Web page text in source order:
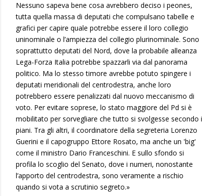
Nessuno sapeva bene cosa avrebbero deciso i peones,
tutta quella massa di deputati che compulsano tabelle e
grafici per capire quale potrebbe essere il loro collegio
uninominale o l’ampiezza del collegio plurinominale. Sono
soprattutto deputati del Nord, dove la probabile alleanza
Lega-Forza Italia potrebbe spazzarli via dal panorama
politico. Ma lo stesso timore avrebbe potuto spingere i
deputati meridionali del centrodestra, anche loro
potrebbero essere penalizzati dal nuovo meccanismo di
voto. Per evitare soprese, lo stato maggiore del Pd si è
mobilitato per sorvegliare che tutto si svolgesse secondo i
piani. Tra gli altri, il coordinatore della segreteria Lorenzo
Guerini e il capogruppo Ettore Rosato, ma anche un 'big'
come il ministro Dario Franceschini. E sullo sfondo si
profila lo scoglio del Senato, dove i numeri, nonostante
l’apporto del centrodestra, sono veramente a rischio
quando si vota a scrutinio segreto.»